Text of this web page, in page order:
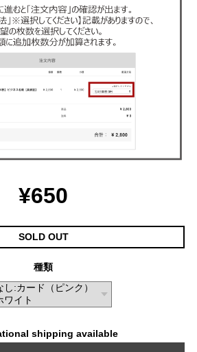
¥650
SOLD OUT
種類
shipping available